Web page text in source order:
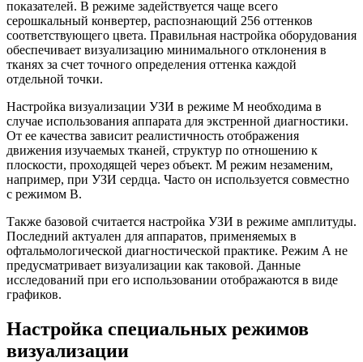
показателей. В режиме задействуется чаще всего
серошкальный конвертер, распознающий 256 оттенков
соответствующего цвета. Правильная настройка оборудования
обеспечивает визуализацию минимального отклонения в
тканях за счет точного определения оттенка каждой
отдельной точки.
Настройка визуализации УЗИ в режиме М необходима в
случае использования аппарата для экстренной диагностики.
От ее качества зависит реалистичность отображения
движения изучаемых тканей, структур по отношению к
плоскости, проходящей через объект. М режим незаменим,
например, при УЗИ сердца. Часто он используется совместно
с режимом В.
Также базовой считается настройка УЗИ в режиме амплитуды.
Последний актуален для аппаратов, применяемых в
офтальмологической диагностической практике. Режим А не
предусматривает визуализации как таковой. Данные
исследований при его использовании отображаются в виде
графиков.
Настройка специальных режимов
визуализации